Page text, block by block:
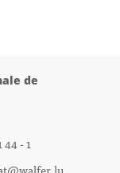
de
44 - 1